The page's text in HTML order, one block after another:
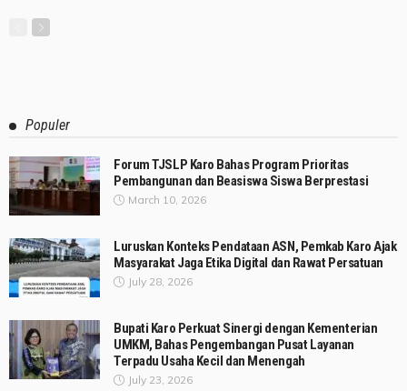
Populer
Forum TJSLP Karo Bahas Program Prioritas
Pembangunan dan Beasiswa Siswa Berprestasi
March 10, 2026
Luruskan Konteks Pendataan ASN, Pemkab Karo Ajak
Masyarakat Jaga Etika Digital dan Rawat Persatuan
July 28, 2026
Bupati Karo Perkuat Sinergi dengan Kementerian
UMKM, Bahas Pengembangan Pusat Layanan
Terpadu Usaha Kecil dan Menengah
July 23, 2026